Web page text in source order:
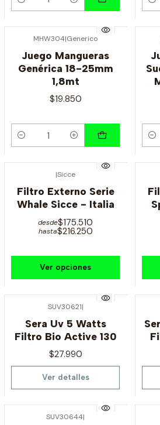
Cantidad
MHW304|Generico
Juego Mangueras
Genérica 18-25mm
1,8mt
$19.850
Cantidad
|Sicce
Filtro Externo Serie
Whale Sicce - Italia
desde$175.510
hasta$216.250
Ver opciones
SUV30621|
Sera Uv 5 Watts
Filtro Bio Active 130
$27.990
Ver detalles
SUV30644|